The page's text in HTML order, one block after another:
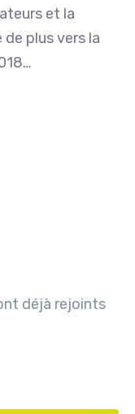
et la
de plus vers la
déjà rejoints